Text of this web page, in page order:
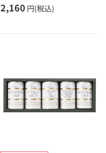
2,160 円(税込)